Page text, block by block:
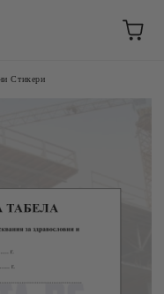
Стикери